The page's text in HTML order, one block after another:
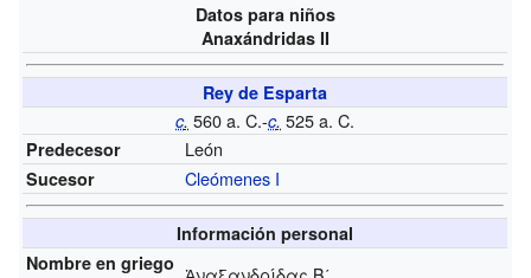
Datos para niños
Anaxándridas II
Rey de Esparta
c. 560 a. C.-c. 525 a. C.
Predecesor León
Sucesor Cleómenes I
Información personal
Nombre en griego